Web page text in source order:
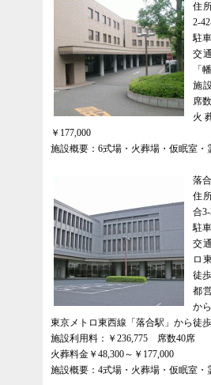
住
2-
駐
交
「
施
席
火
￥177,000
施設概要：6式場・火葬場・仮眠室・
落
住
合
駐
交
ロ
徒
都
か
東京メトロ東西線「落合駅」から徒
施設利用料：￥236,775 席数40席
火葬料金￥48,300～￥177,000
施設概要：4式場・火葬場・仮眠室・